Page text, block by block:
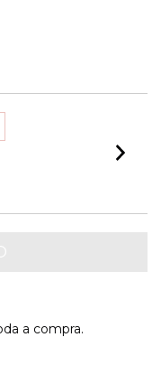
a compra.